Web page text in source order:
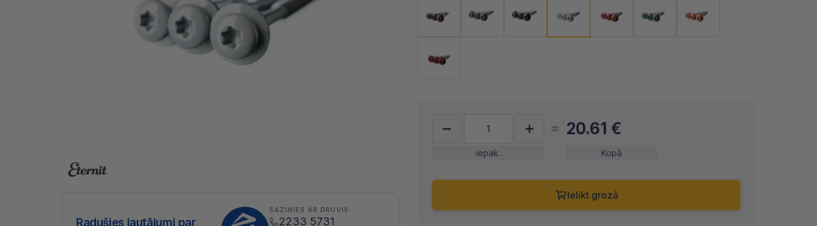
Radušies jautājumi par
SAZINIES AR DRUVIS:
2233 5731
iepak.
20.61 €
Kopā
Ielikt grozā